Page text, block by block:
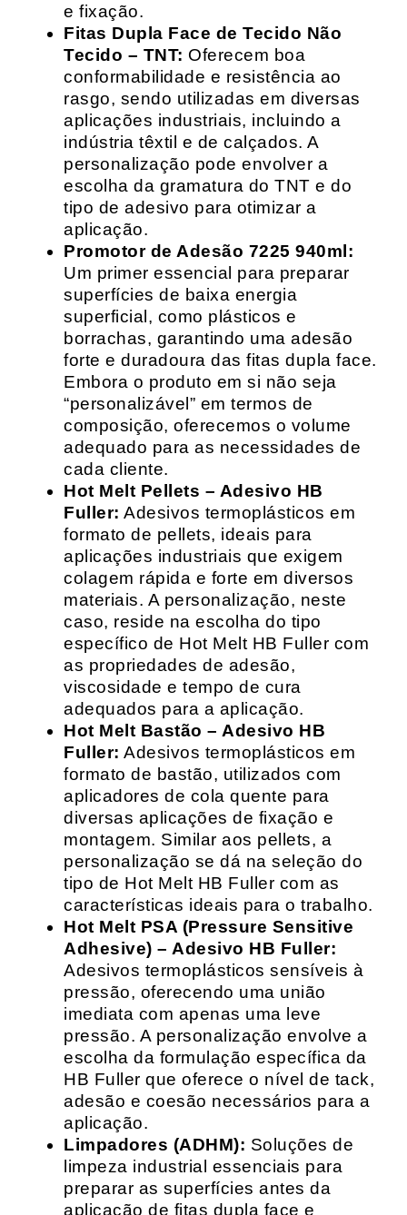
e fixação.
Fitas Dupla Face de Tecido Não
Tecido – TNT: Oferecem boa
conformabilidade e resistência ao
rasgo, sendo utilizadas em diversas
aplicações industriais, incluindo a
indústria têxtil e de calçados. A
personalização pode envolver a
escolha da gramatura do TNT e do
tipo de adesivo para otimizar a
aplicação.
Promotor de Adesão 7225 940ml:
Um primer essencial para preparar
superfícies de baixa energia
superficial, como plásticos e
borrachas, garantindo uma adesão
forte e duradoura das fitas dupla face.
Embora o produto em si não seja
“personalizável” em termos de
composição, oferecemos o volume
adequado para as necessidades de
cada cliente.
Hot Melt Pellets – Adesivo HB
Fuller: Adesivos termoplásticos em
formato de pellets, ideais para
aplicações industriais que exigem
colagem rápida e forte em diversos
materiais. A personalização, neste
caso, reside na escolha do tipo
específico de Hot Melt HB Fuller com
as propriedades de adesão,
viscosidade e tempo de cura
adequados para a aplicação.
Hot Melt Bastão – Adesivo HB
Fuller: Adesivos termoplásticos em
formato de bastão, utilizados com
aplicadores de cola quente para
diversas aplicações de fixação e
montagem. Similar aos pellets, a
personalização se dá na seleção do
tipo de Hot Melt HB Fuller com as
características ideais para o trabalho.
Hot Melt PSA (Pressure Sensitive
Adhesive) – Adesivo HB Fuller:
Adesivos termoplásticos sensíveis à
pressão, oferecendo uma união
imediata com apenas uma leve
pressão. A personalização envolve a
escolha da formulação específica da
HB Fuller que oferece o nível de tack,
adesão e coesão necessários para a
aplicação.
Limpadores (ADHM): Soluções de
limpeza industrial essenciais para
preparar as superfícies antes da
aplicação de fitas dupla face e